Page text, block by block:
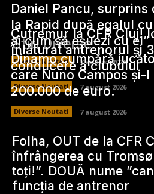
Stiri Diverse:
Daniel Pancu,
la Rapid după egalul
ai cum să eșuezi cu el”
Diverse Noutati 7 august 2026
Cutremur la CFR Cluj!
înlăturat antrenorul și
conducere a clubului
Diverse Noutati 7 august 2026
Dinamo cumpără
care Nuno Campos și-
200.000 de euro.
Diverse Noutati 7 august 2026
Folha, OUT de la CFR
înfrângerea cu
toți!”. DOUĂ nume
funcția de antrenor